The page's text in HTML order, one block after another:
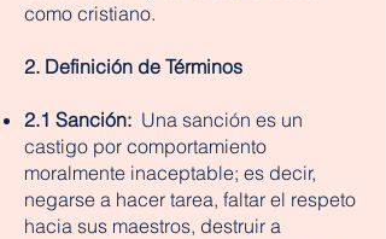
como cristiano.
2. Definición de Términos
2.1 Sanción: Una sanción es un
castigo por comportamiento
moralmente inaceptable; es decir,
negarse a hacer tarea, faltar el respeto
hacia sus maestros, destruir a